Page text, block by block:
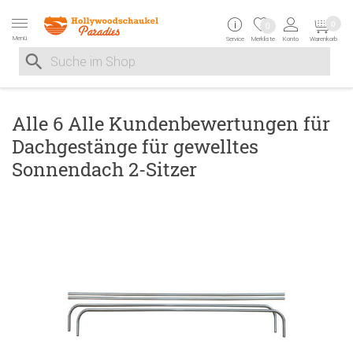
Menü
Suche nach
Suche im Shop, nach der Eingabe von 3 Buchstaben
Service Merkliste
0
Konto Warenkorb
0
Alle 6 Alle Kundenbewertungen für
Dachgestänge für gewelltes
Sonnendach 2-Sitzer